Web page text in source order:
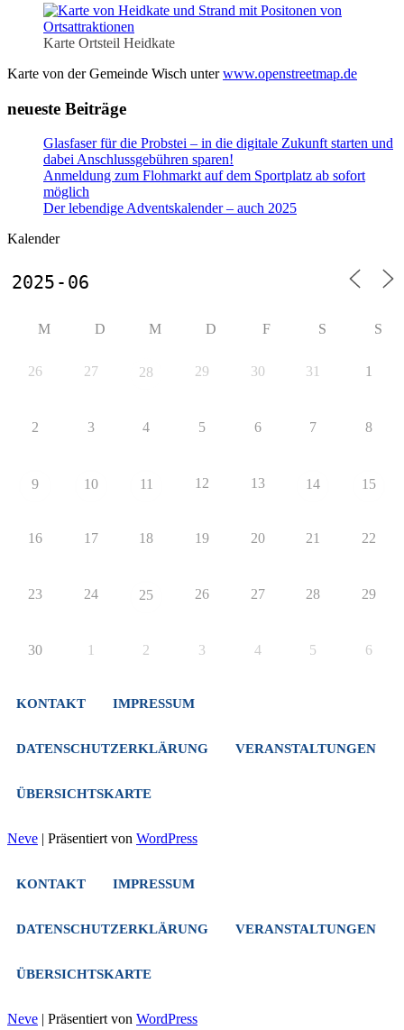
Karte Ortsteil Heidkate
Karte von der Gemeinde Wisch unterwww.openstreetmap.de
neueste Beiträge
Glasfaser für die Probstei – in die digitale Zukunft starten und
dabei Anschlussgebühren sparen!
Anmeldung zum Flohmarkt auf dem Sportplatz ab sofort
möglich
Der lebendige Adventskalender – auch 2025
Kalender
M D M D F S S
26 27 28 29 30 31 1
2 3 4 5 6 7 8
9 10 11 12 13 14 15
16 17 18 19 20 21 22
23 24 25 26 27 28 29
30 1 2 3 4 5 6
KONTAKT IMPRESSUM
DATENSCHUTZERKLÄRUNG VERANSTALTUNGEN
ÜBERSICHTSKARTE
Neve | Präsentiert von WordPress
KONTAKT IMPRESSUM
DATENSCHUTZERKLÄRUNG VERANSTALTUNGEN
ÜBERSICHTSKARTE
Neve | Präsentiert von WordPress